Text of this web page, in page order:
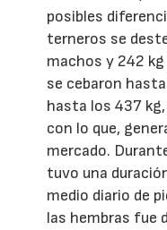
posibles
terneros se
machos y 242
se cebaron
hasta los 437
con lo que,
mercado.
tuvo una
medio diario de
las hembras fue